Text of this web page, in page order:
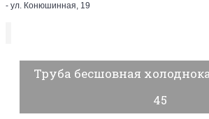
- ул. Конюшинная, 19
Труба бесшовная
45